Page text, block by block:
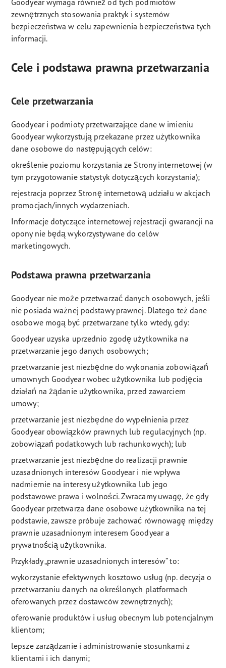
Goodyear wymaga również od tych podmiotów
zewnętrznych stosowania praktyk i systemów
bezpieczeństwa w celu zapewnienia bezpieczeństwa tych
informacji.
Cele i podstawa prawna przetwarzania
Cele przetwarzania
Goodyear i podmioty przetwarzające dane w imieniu
Goodyear wykorzystują przekazane przez użytkownika
dane osobowe do następujących celów:
określenie poziomu korzystania ze Strony internetowej (w
tym przygotowanie statystyk dotyczących korzystania);
rejestracja poprzez Stronę internetową udziału w akcjach
promocjach/innych wydarzeniach.
Informacje dotyczące internetowej rejestracji gwarancji na
opony nie będą wykorzystywane do celów
marketingowych.
Podstawa prawna przetwarzania
Goodyear nie może przetwarzać danych osobowych, jeśli
nie posiada ważnej podstawy prawnej. Dlatego też dane
osobowe mogą być przetwarzane tylko wtedy, gdy:
Goodyear uzyska uprzednio zgodę użytkownika na
przetwarzanie jego danych osobowych;
przetwarzanie jest niezbędne do wykonania zobowiązań
umownych Goodyear wobec użytkownika lub podjęcia
działań na żądanie użytkownika, przed zawarciem
umowy;
przetwarzanie jest niezbędne do wypełnienia przez
Goodyear obowiązków prawnych lub regulacyjnych (np.
zobowiązań podatkowych lub rachunkowych); lub
przetwarzanie jest niezbędne do realizacji prawnie
uzasadnionych interesów Goodyear i nie wpływa
nadmiernie na interesy użytkownika lub jego
podstawowe prawa i wolności. Zwracamy uwagę, że gdy
Goodyear przetwarza dane osobowe użytkownika na tej
podstawie, zawsze próbuje zachować równowagę między
prawnie uzasadnionym interesem Goodyear a
prywatnością użytkownika.
Przykłady „prawnie uzasadnionych interesów” to:
wykorzystanie efektywnych kosztowo usług (np. decyzja o
przetwarzaniu danych na określonych platformach
oferowanych przez dostawców zewnętrznych);
oferowanie produktów i usług obecnym lub potencjalnym
klientom;
lepsze zarządzanie i administrowanie stosunkami z
klientami i ich danymi;